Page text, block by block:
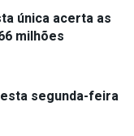
única acerta as
milhões
segunda-feira